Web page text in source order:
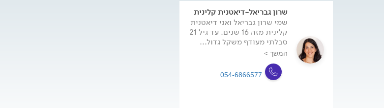
שרון גבריאל-דיאטנית קלינית
שמי שרון גבריאל ואני דיאטנית
קלינית מזה 16 שנים. עד גיל 21
סבלתי מעודף משקל גדול...
המשך >
054-6866577